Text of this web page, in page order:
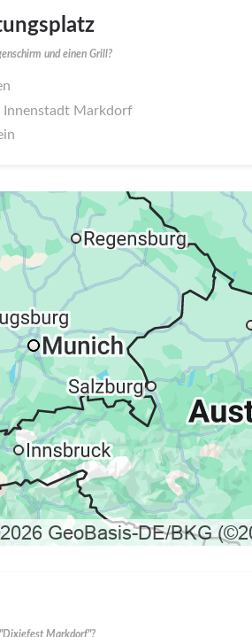
und einen Grill?
Markdorf
Markdorf"?